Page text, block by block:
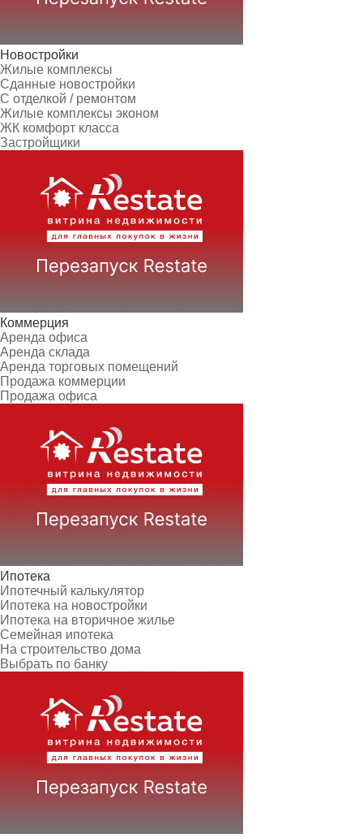
Новостройки
Жилые комплексы
Сданные новостройки
С отделкой / ремонтом
Жилые комплексы эконом
ЖК комфорт класса
Застройщики
Коммерция
Аренда офиса
Аренда склада
Аренда торговых помещений
Продажа коммерции
Продажа офиса
Ипотека
Ипотечный калькулятор
Ипотека на новостройки
Ипотека на вторичное жилье
Семейная ипотека
На строительство дома
Выбрать по банку